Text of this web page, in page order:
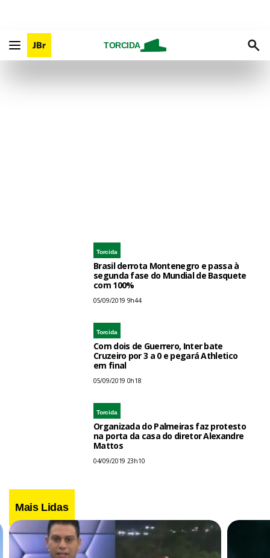
TORCIDA
Torcida
Brasil derrota Montenegro e passa à
segunda fase do Mundial de Basquete
com 100%
05/09/2019 9h44
Torcida
Com dois de Guerrero, Inter bate
Cruzeiro por 3 a 0 e pegará Athletico
em final
05/09/2019 0h18
Torcida
Organizada do Palmeiras faz protesto
na porta da casa do diretor Alexandre
Mattos
04/09/2019 23h10
Mais Lidas